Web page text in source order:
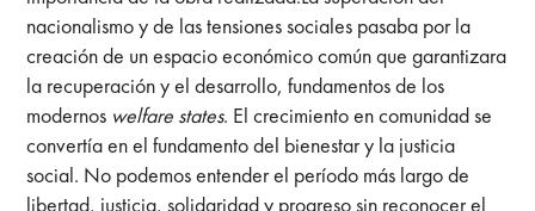
nacionalismo y de las tensiones sociales pasaba por la
creación de un espacio económico común que garantizara
la recuperación y el desarrollo, fundamentos de los
modernos welfare states. El crecimiento en comunidad se
convertía en el fundamento del bienestar y la justicia
social. No podemos entender el período más largo de
libertad, justicia, solidaridad y progreso sin reconocer el